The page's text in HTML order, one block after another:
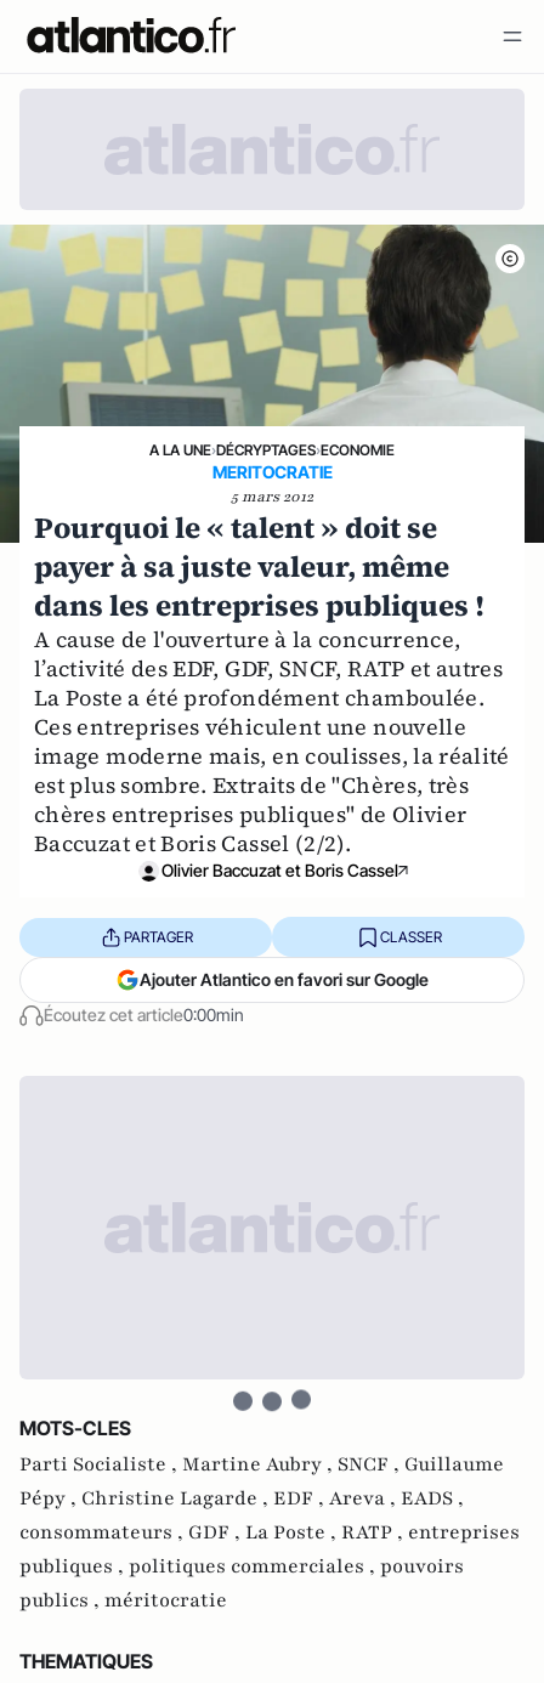
A LA UNE›DÉCRYPTAGES›ECONOMIE
MERITOCRATIE
5 mars 2012
Pourquoi le « talent » doit se
payer à sa juste valeur, même
dans les entreprises publiques !
A cause de l'ouverture à la concurrence,
l’activité des EDF, GDF, SNCF, RATP et autres
La Poste a été profondément chamboulée.
Ces entreprises véhiculent une nouvelle
image moderne mais, en coulisses, la réalité
est plus sombre. Extraits de "Chères, très
chères entreprises publiques" de Olivier
Baccuzat et Boris Cassel (2/2).
Olivier Baccuzat et Boris Cassel
Écoutez cet article0:00min
PARTAGER CLASSER
Ajouter Atlantico en favori sur Google
MOTS-CLES
Parti Socialiste , Martine Aubry , SNCF , Guillaume
Pépy , Christine Lagarde , EDF , Areva , EADS ,
consommateurs , GDF , La Poste , RATP , entreprises
publiques , politiques commerciales , pouvoirs
publics , méritocratie
THEMATIQUES